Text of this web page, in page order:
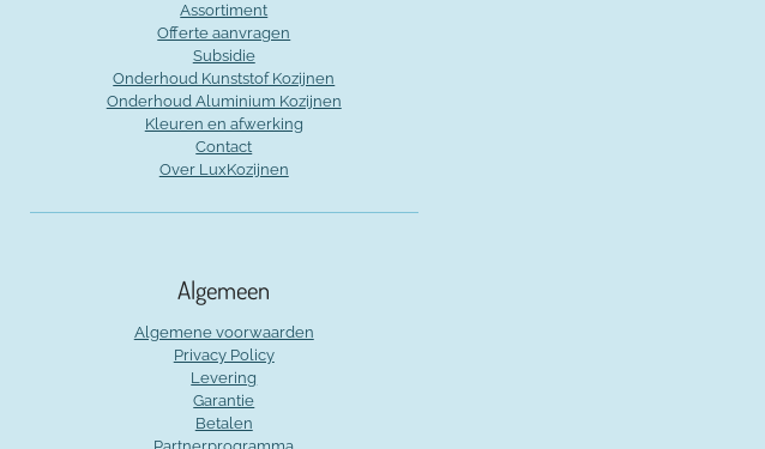
Assortiment
Offerte aanvragen
Subsidie
Onderhoud Kunststof Kozijnen
Onderhoud Aluminium Kozijnen
Kleuren en afwerking
Contact
Over LuxKozijnen
Algemeen
Algemene voorwaarden
Privacy Policy
Levering
Garantie
Betalen